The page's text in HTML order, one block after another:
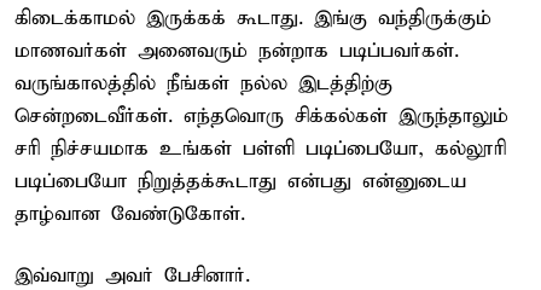
கிடைக்காமல் இருக்கக் கூடாது. இங்கு வந்திருக்கும்
மாணவர்கள் அனைவரும் நன்றாக படிப்பவர்கள்.
வருங்காலத்தில் நீங்கள் நல்ல இடத்திற்கு
சென்றடைவீர்கள். எந்தவொரு சிக்கல்கள் இருந்தாலும்
சரி நிச்சயமாக உங்கள் பள்ளி படிப்பையோ, கல்லூரி
படிப்பையோ நிறுத்தக்கூடாது என்பது என்னுடைய
தாழ்வான வேண்டுகோள்.
இவ்வாறு அவர் பேசினார்.